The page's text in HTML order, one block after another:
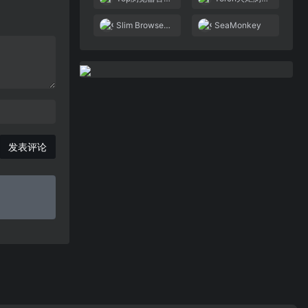
发表评论
Slim Browser浏览器 SeaMonkey